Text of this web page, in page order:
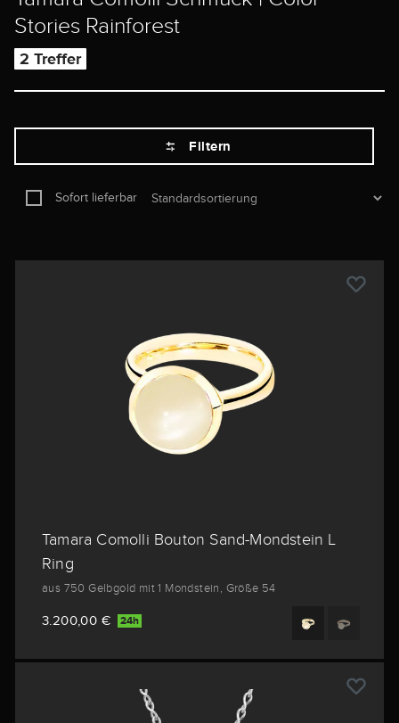
Stories Rainforest
2 Treffer
Filtern
Sofort lieferbar
Tamara Comolli Bouton Sand-Mondstein L
Ring
aus 750 Gelbgold mit 1 Mondstein, Größe 54
3.200,00 € 24h